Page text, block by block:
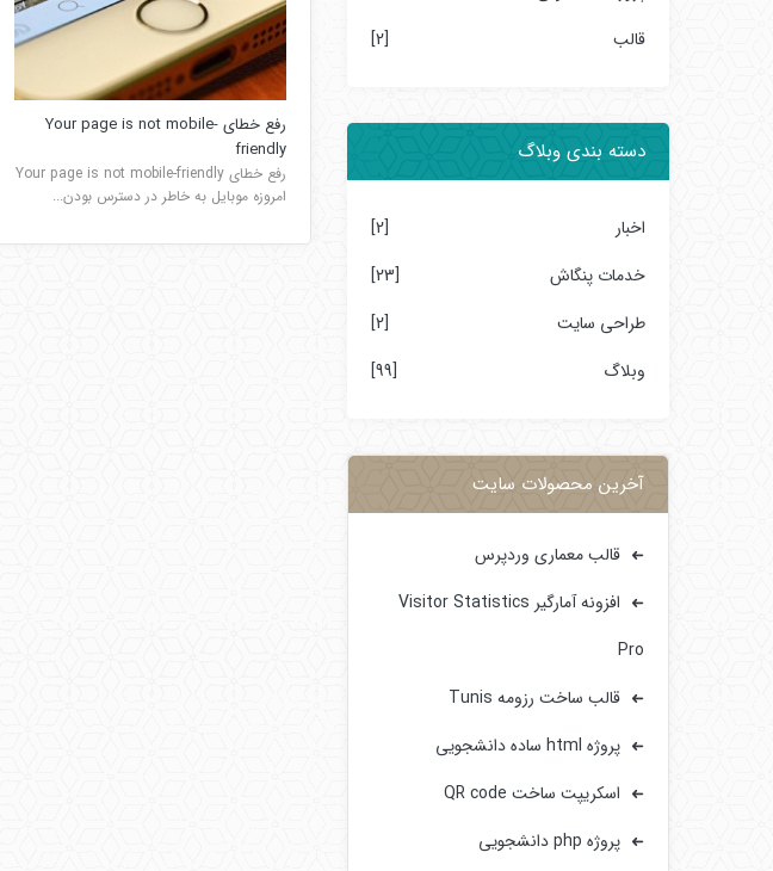
قالب
[2]
دسته بندی وبلاگ
اخبار
[2]
خدمات پنگاش
[23]
طراحی سایت
[2]
وبلاگ
[99]
آخرین محصولات سایت
قالب معماری وردپرس
افزونه آمارگیر Visitor Statistics
Pro
قالب ساخت رزومه Tunis
پروژه html ساده دانشجویی
اسکریپت ساخت QR code
پروژه php دانشجویی
رفع خطای Your page is not mobile-
friendly
رفع خطای Your page is not mobile-friendly
امروزه موبایل به خاطر در دسترس بودن...